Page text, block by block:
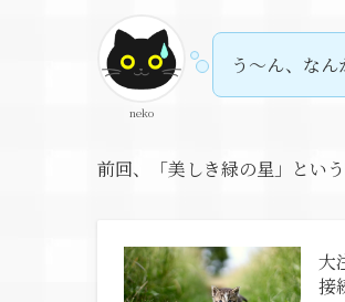
neko
う～ん、な
前回、「美しき緑の星」とい
大
接